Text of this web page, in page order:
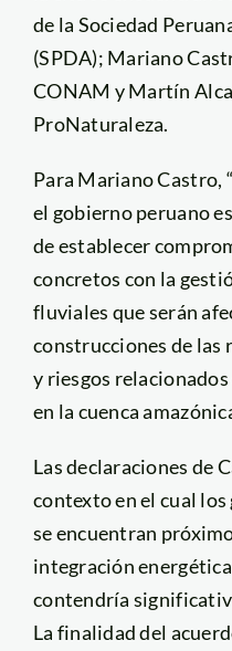
de la Sociedad
(SPDA); Mariano
CONAM y Martín
ProNaturaleza.
Para Mariano Castro,
el gobierno peruano
de establecer
concretos con la
fluviales que serán
construcciones de las
y riesgos
en la cuenca
Las declaraciones de
contexto en el cual
se encuentran
integración
contendría
La finalidad del